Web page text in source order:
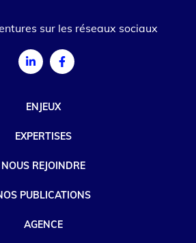
ENJEUX
EXPERTISES
NOUS REJOINDRE
PUBLICATIONS
AGENCE
sur les réseaux sociaux